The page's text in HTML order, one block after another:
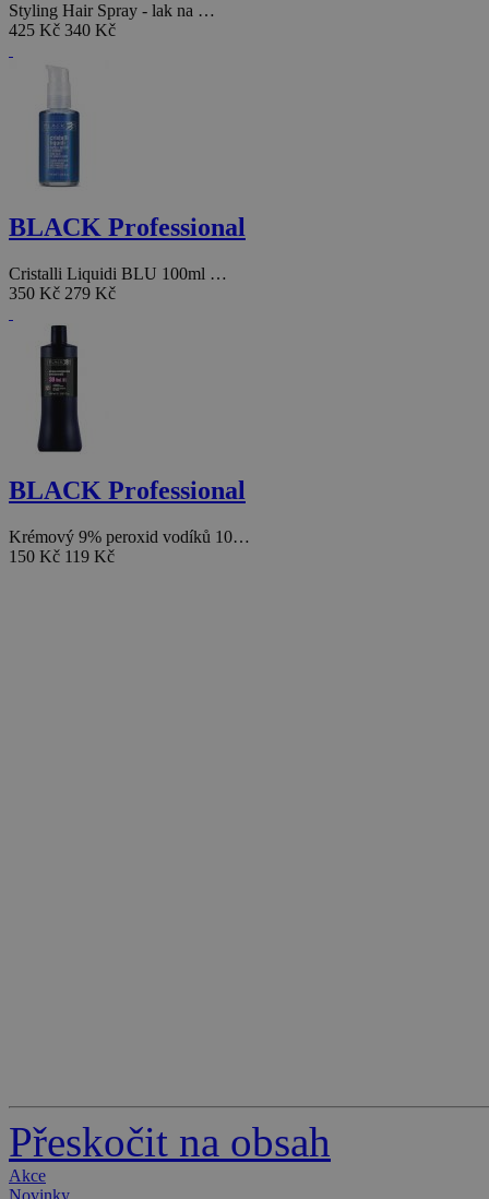
Styling Hair Spray - lak na …
425 Kč 340 Kč
BLACK Professional
Cristalli Liquidi BLU 100ml …
350 Kč 279 Kč
BLACK Professional
Krémový 9% peroxid vodíků 10…
150 Kč 119 Kč
Přeskočit na obsah
Akce